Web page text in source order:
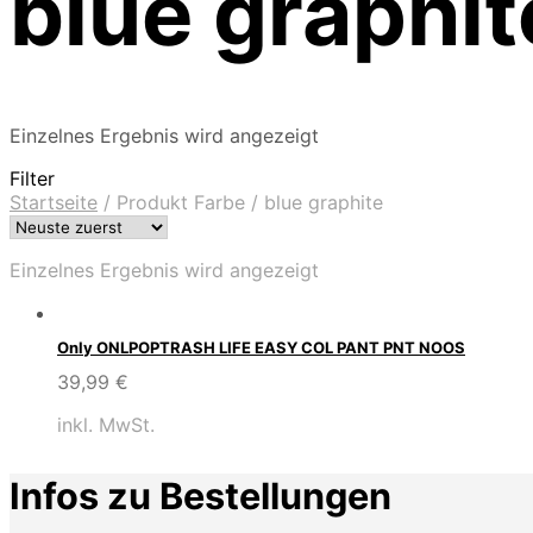
Einzelnes Ergebnis wird angezeigt
Filter
Startseite / Produkt Farbe / blue graphite
Einzelnes Ergebnis wird angezeigt
Only ONLPOPTRASH LIFE EASY COL PANT PNT NOOS
39,99 €
inkl. MwSt.
Infos zu Bestellungen